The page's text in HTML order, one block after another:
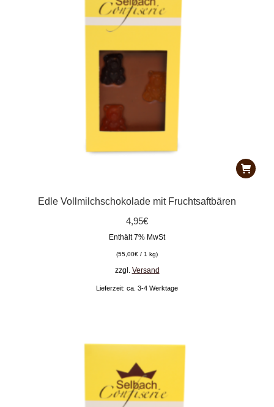
Edle Vollmilchschokolade mit Fruchtsaftbären
4,95€
Enthält 7% MwSt
(55,00€ / 1 kg)
zzgl. Versand
Lieferzeit: ca. 3-4 Werktage